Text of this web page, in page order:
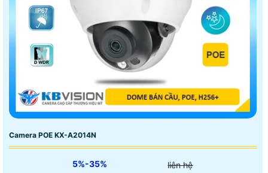
Camera POE KX-A2014N
5%-35% liên hệ